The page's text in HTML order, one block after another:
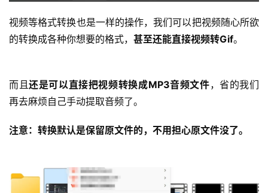
视频等格式转换也是一样的操作，我们可以把视频随心所欲
的转换成各种你想要的格式， 甚至还能直接视频转Gif。
而且还是可以直接把视频转换成MP3音频文件，省的我们
再去麻烦自己手动提取音频了。
注意：转换默认是保留原文件的，不用担心原文件没了。